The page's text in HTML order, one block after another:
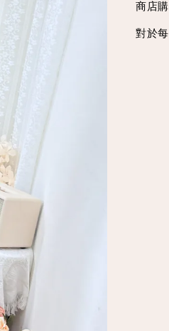
商店
對於